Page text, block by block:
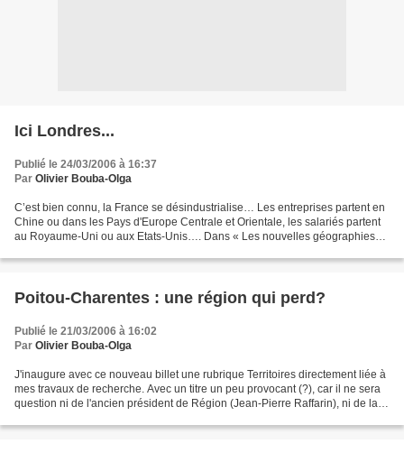
Ici Londres...
Publié le 24/03/2006 à 16:37
Par Olivier Bouba-Olga
C’est bien connu, la France se désindustrialise… Les entreprises partent en
Chine ou dans les Pays d'Europe Centrale et Orientale, les salariés partent
au Royaume-Uni ou aux Etats-Unis…. Dans « Les nouvelles géographies
Poitou-Charentes : une région qui perd?
Publié le 21/03/2006 à 16:02
Par Olivier Bouba-Olga
J'inaugure avec ce nouveau billet une rubrique Territoires directement liée à
mes travaux de recherche. Avec un titre un peu provocant (?), car il ne sera
question ni de l'ancien président de Région (Jean-Pierre Raffarin), ni de la